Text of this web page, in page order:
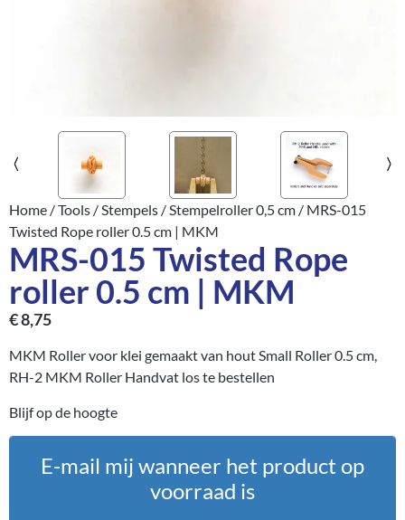
Home /Tools /Stempels /Stempelroller 0,5 cm / MRS-015
Twisted Rope roller 0.5 cm | MKM
MRS-015 Twisted Rope
roller 0.5 cm | MKM
€8,75
MKM Roller voor klei gemaakt van hout Small Roller 0.5 cm,
RH-2 MKM Roller Handvat los te bestellen
Blijf op de hoogte
E-mail mij wanneer het product op
voorraad is